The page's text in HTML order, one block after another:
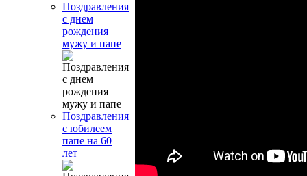
Поздравления
с днем
рождения
мужу и папе
Поздравления
с юбилеем
папе на 60
лет